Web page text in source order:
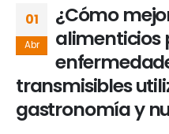
01
Abr
¿Cómo
alimenticios
transmisibles
gastronomía y